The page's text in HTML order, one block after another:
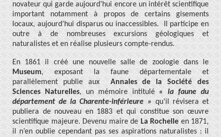
novateur qui garde aujourd’hui encore un intérêt scientifique
important notamment à propos de certains gisements
locaux, aujourd’hui disparus ou inaccessibles. Il participe en
outre à de nombreuses excursions géologiques et
naturalistes et en réalise plusieurs compte-rendus.
En 1861 il créé une nouvelle salle de zoologie dans le
Museum, exposant la faune départementale et
parallèlement publie auxAnnales de la Société des
Sciences Naturelles, un mémoire intitulé« la faune du
département de la Charente-inférieure »qu’il révisera et
publiera de nouveau en 1883 et qui constitue son œuvre
scientifique majeure. Devenu maire deLa Rochelleen 1871,
il n’en oublie cependant pas ses aspirations naturalistes : il